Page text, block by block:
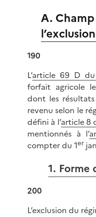
A.
l’exclusion
190
L’article 69 D
forfait agricole
dont les
revenu selon le
défini à l’article 8
mentionnés à l’
compter du 1er
1. Forme
200
L’exclusion du